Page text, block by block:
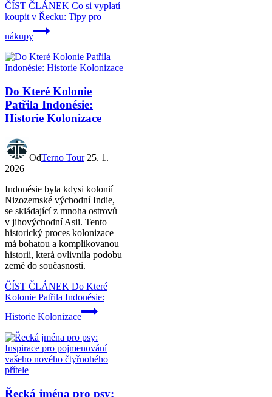
ČÍST ČLÁNEK Co si vyplatí
koupit v Řecku: Tipy pro
nákupy
Do Které Kolonie
Patřila Indonésie:
Historie Kolonizace
OdTerno Tour 25. 1.
2026
Indonésie byla kdysi kolonií
Nizozemské východní Indie,
se skládající z mnoha ostrovů
v jihovýchodní Asii. Tento
historický proces kolonizace
má bohatou a komplikovanou
historii, která ovlivnila podobu
země do současnosti.
ČÍST ČLÁNEK Do Které
Kolonie Patřila Indonésie:
Historie Kolonizace
Řecká jména pro psy: